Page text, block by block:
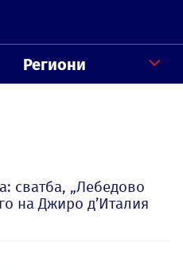
Региони
сватба, „Лебедово
на Джиро д’Италия